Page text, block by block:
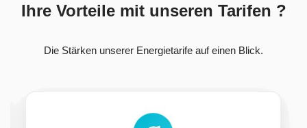
Ihre Vorteile mit unseren Tarifen ?
Die Stärken unserer Energietarife auf einen Blick.